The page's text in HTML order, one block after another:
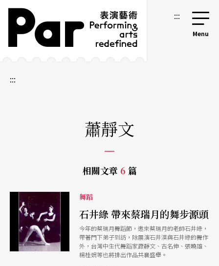
跳到主要內容區塊
網站導覽 :::
:::
蕭靜文
相關文章 6 篇
舞蹈
石井綠 帶來蔡瑞月的舞步源頭
今年的蔡瑞月舞蹈節，邀來蔡瑞月的老師石井綠，
帶著門下弟子到訪，除展演石井漠與石井綠的舞作
外，台灣中生代舞蹈家蕭靜文、古名伸、張曉雄、
楊桂娟等也將排出作品共襄盛舉。